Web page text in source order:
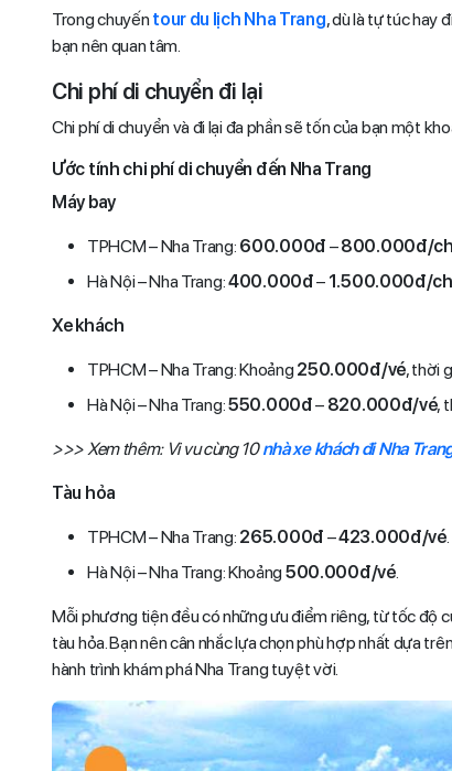
Trong chuyến tour du lịch Nha Trang, dù là tự túc hay
bạn nên quan tâm.
Chi phí di chuyển đi lại
Chi phí di chuyển và đi lại đa phần sẽ tốn của bạn một
Ước tính chi phí di chuyển đến Nha Trang
Máy bay
TPHCM – Nha Trang: 600.000đ –800.000đ/
Hà Nội – Nha Trang:400.000đ– 1.500.000đ/
Xe khách
TPHCM – Nha Trang: Khoảng 250.000đ/vé, thời
Hà Nội – Nha Trang:550.000đ– 820.000đ/vé,
>>> Xem thêm: Vi vu cùng 10nhà xe khách đi Nha
Tàu hỏa
TPHCM – Nha Trang: 265.000đ –423.000đ/vé.
Hà Nội – Nha Trang: Khoảng 500.000đ/vé.
Mỗi phương tiện đều có những ưu điểm riêng, từ tốc độ
tàu hỏa. Bạn nên cân nhắc lựa chọn phù hợp nhất dựa
hành trình khám phá Nha Trang tuyệt vời.